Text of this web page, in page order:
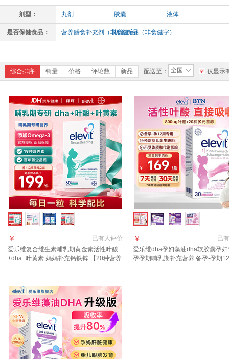
剂型： 丸剂 胶囊 液体
是否保健食品： 营养膳食补充剂（非食健字）机能食品（非食健字）
综合排序 销量 价格 评论数 新品 配送至： 全国 仅显示
已有人评价
￥
爱乐维复合维生素哺乳期黄金素活性叶酸
+dha+叶黄素 妈妈补充钙铁锌 【20种营养
已有
￥
爱乐维dha孕妇藻油dha软胶囊孕
孕孕期哺乳期补充营养 备孕-孕期